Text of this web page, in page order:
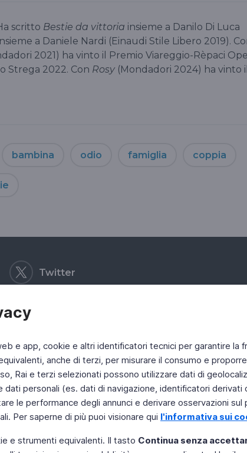
e app, cookie e altri identificatori tecnici per garantire la
anche di terzi, per misurare il consumo e
Rai e terzi selezionati possono utilizzare dati di
personali (es. dati di navigazione, identificatori derivati
le performance degli annunci e derivare osservazioni
Per saperne di più puoi visionare qui l'informativa sui
e strumenti equivalenti. Il tasto Continua senza
scritto Bestie da vittoria insieme a Danilo Di Luca
a Daniele Nardi (Einaudi Stile Libero 2019).
2021) ha vinto il Premio Viareggio-Rèpaci
Strega 2022. Con Rosy (Mondadori 2024) ha vinto il
bambina odio famiglia coppia
Twitter